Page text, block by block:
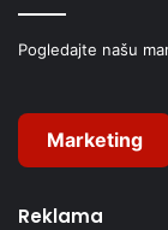
Pogledajte našu
Marketing
Reklama